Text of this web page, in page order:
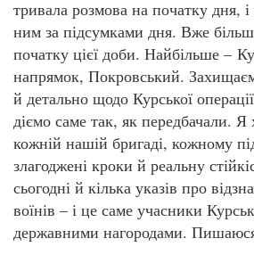
тривала розмова на початку дня,
ним за підсумками дня. Вже більш
початку цієї доби. Найбільше –
напрямок, Покровський.
й детально щодо Курської
діємо саме так, як передбачали. Я
кожній нашій бригаді, кожному
злагоджені кроки й реальну
сьогодні й кілька указів про
воїнів – і це саме учасники
державними нагородами.